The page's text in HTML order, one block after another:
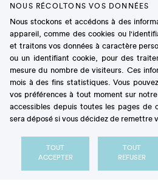
recommandations officielles.
ARTICLE
NOUS RÉCOLTONS VOS DONNÉES
Nous stockons et accédons à des
appareil, comme des cookies ou
et traitons vos données à caractère
ou un identifiant cookie, pour des
mesure du nombre de visiteurs. Ces
mois à des fins statistiques. Vous
vos préférences à tout moment sur
accessibles depuis toutes les pages de
sera déposé si vous décidez de remettre
TOUT
ACCEPTER
TOUT
REFUSER